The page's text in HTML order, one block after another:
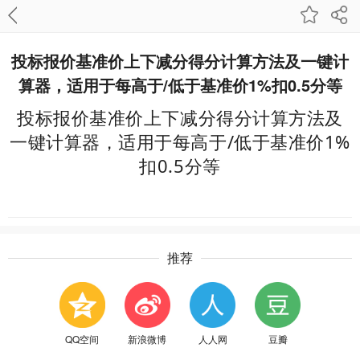
投标报价基准价上下减分得分计算方法及一键计
算器，适用于每高于/低于基准价1%扣0.5分等
投标报价基准价上下减分得分计算方法及
一键计算器，适用于每高于/低于基准价1%
扣0.5分等
推荐
QQ空间 新浪微博 人人网 豆瓣